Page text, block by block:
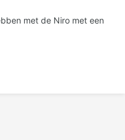
met de Niro met een